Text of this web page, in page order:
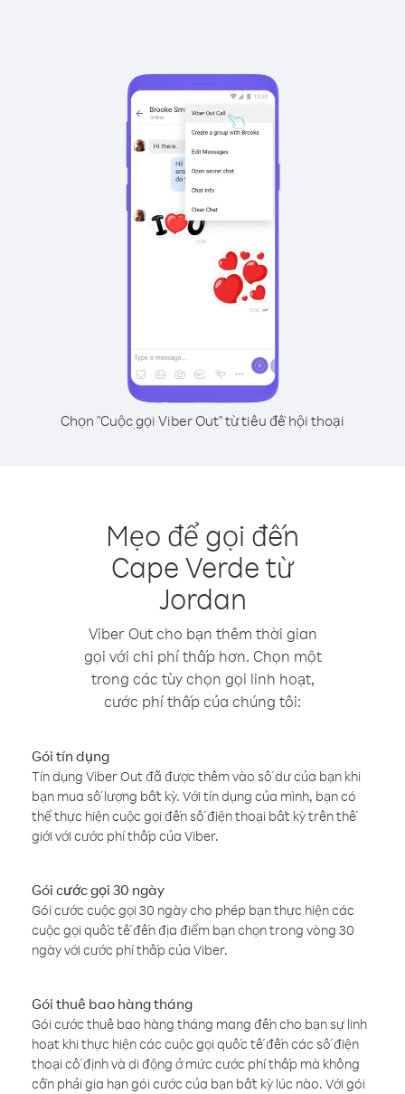
Chọn "Cuộc gọi Viber Out" từ tiêu đề hội thoại
Mẹo để gọi đến
Cape Verde từ
Jordan
Viber Out cho bạn thêm thời gian
gọi với chi phí thấp hơn. Chọn một
trong các tùy chọn gọi linh hoạt,
cước phí thấp của chúng tôi:
Gói tín dụng
Tín dụng Viber Out đã được thêm vào số dư của bạn khi
bạn mua số lượng bất kỳ. Với tín dụng của mình, bạn có
thể thực hiện cuộc gọi đến số điện thoại bất kỳ trên thế
giới với cước phí thấp của Viber.
Gói cước gọi 30 ngày
Gói cước cuộc gọi 30 ngày cho phép bạn thực hiện các
cuộc gọi quốc tế đến địa điểm bạn chọn trong vòng 30
ngày với cước phí thấp của Viber.
Gói thuê bao hàng tháng
Gói cước thuê bao hàng tháng mang đến cho bạn sự linh
hoạt khi thực hiện các cuộc gọi quốc tế đến các số điện
thoại cố định và di động ở mức cước phí thấp mà không
cần phải gia hạn gói cước của bạn bất kỳ lúc nào. Với gói